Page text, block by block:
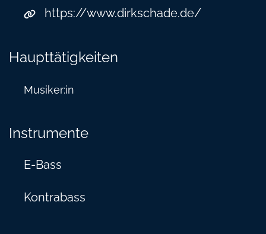
https://www.dirkschade.de/
Haupttätigkeiten
Musiker:in
Instrumente
E-Bass
Kontrabass